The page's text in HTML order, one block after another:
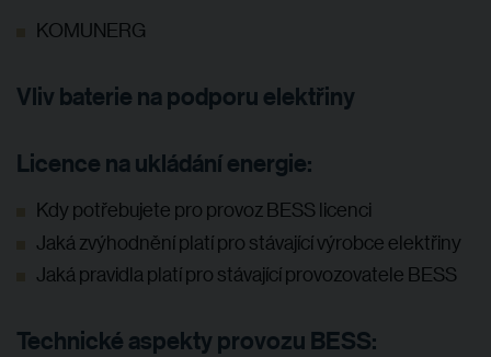
KOMUNERG
Vliv baterie na podporu elektřiny
Licence na ukládání energie:
Kdy potřebujete pro provoz BESS licenci
Jaká zvýhodnění platí pro stávající výrobce elektřiny
Jaká pravidla platí pro stávající provozovatele BESS
Technické aspekty provozu BESS: